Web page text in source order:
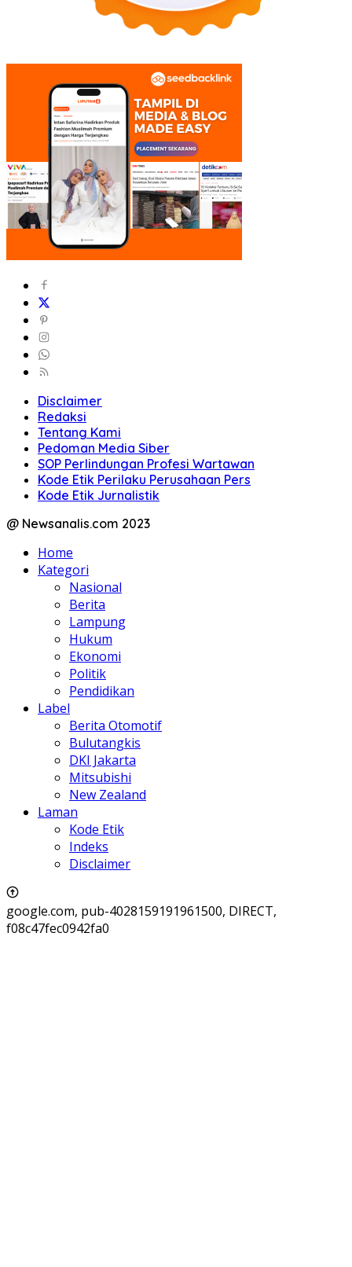
Disclaimer
Redaksi
Tentang Kami
Pedoman Media Siber
SOP Perlindungan Profesi Wartawan
Kode Etik Perilaku Perusahaan Pers
Kode Etik Jurnalistik
@ Newsanalis.com 2023
Home
Kategori
Nasional
Berita
Lampung
Hukum
Ekonomi
Politik
Pendidikan
Label
Berita Otomotif
Bulutangkis
DKI Jakarta
Mitsubishi
New Zealand
Laman
Kode Etik
Indeks
Disclaimer
google.com, pub-4028159191961500, DIRECT,
f08c47fec0942fa0